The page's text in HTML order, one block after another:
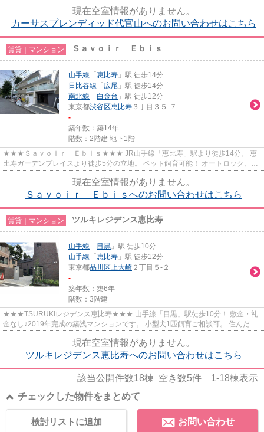
現在空室情報がありません。
カーサスプレンディッド代官山へのお問い合わせはこちら
賃貸｜マンション Ｓａｖｏｉｒ Ｅｂｉｓ
山手線 「 恵比寿 」駅 徒歩14分
日比谷線 「 広尾 」駅 徒歩14分
南北線 「 白金台 」駅 徒歩12分
東京都渋谷区恵比寿 ３丁目３５-７
-
築年数：築14年
階数：2階建 地下1階
★★★Ｓａｖｏｉｒ Ｅｂｉｓ★★★ JR山手線「恵比寿」駅より徒歩14分。 恵
比寿ガーデンプレイスより徒歩5分の立地。 ペット飼育可能！ オートロック、宅
現在空室情報がありません。
Ｓａｖｏｉｒ Ｅｂｉｓへのお問い合わせはこちら
賃貸｜マンション ツルキレジデンス恵比寿
山手線 「 目黒 」駅 徒歩10分
山手線 「 恵比寿 」駅 徒歩12分
東京都品川区上大崎 ２丁目５-２
-
築年数：築6年
階数：3階建
★★★TSURUKIレジデンス恵比寿★★★ 山手線「目黒」駅徒歩10分！ 敷金・礼
金なし♪2019年完成の築浅マンションです。 小型犬1匹飼育ご相談可。 住んだそ
現在空室情報がありません。
ツルキレジデンス恵比寿へのお問い合わせはこちら
該当公開件数18棟 空き数5件 1-18棟表示
チェックした物件をまとめて
お問い合わせ
検討リストに追加